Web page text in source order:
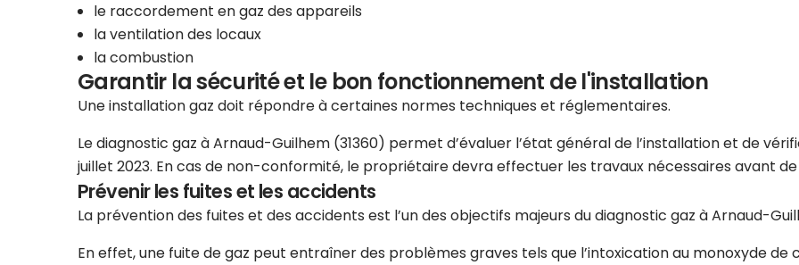
le raccordement en gaz des appareils
la ventilation des locaux
la combustion
Garantir la sécurité et le bon fonctionnement de l'installation
Une installation gaz doit répondre à certaines normes techniques et réglementaires.
Le diagnostic gaz à Arnaud-Guilhem (31360) permet d’évaluer l’état général de l’installation et de
juillet 2023. En cas de non-conformité, le propriétaire devra effectuer les travaux nécessaires avant
Prévenir les fuites et les accidents
La prévention des fuites et des accidents est l’un des objectifs majeurs du diagnostic gaz à Arnaud-
En effet, une fuite de gaz peut entraîner des problèmes graves tels que l’intoxication au monoxyde de